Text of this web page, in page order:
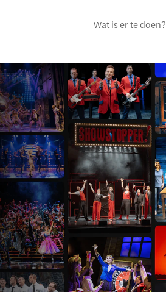
Wat is er te doen?